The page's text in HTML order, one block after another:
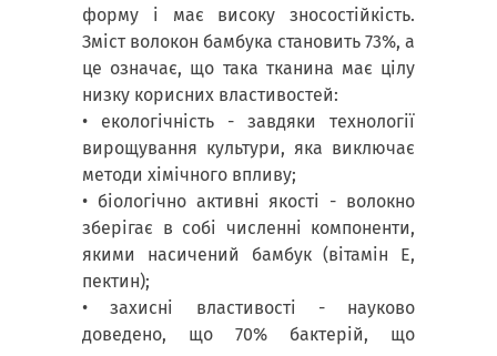
форму і має високу зносостійкість.
Зміст волокон бамбука становить 73%, а
це означає, що така тканина має цілу
низку корисних властивостей:
• екологічність - завдяки технології
вирощування культури, яка виключає
методи хімічного впливу;
• біологічно активні якості - волокно
зберігає в собі численні компоненти,
якими насичений бамбук (вітамін Е,
пектин);
•захисні властивості - науково
доведено, що 70% бактерій, що